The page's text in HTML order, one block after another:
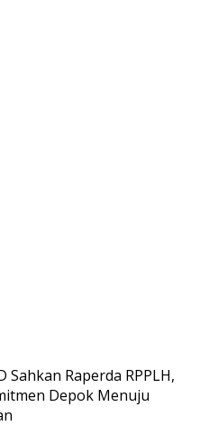
Sahkan Raperda RPPLH,
Depok Menuju